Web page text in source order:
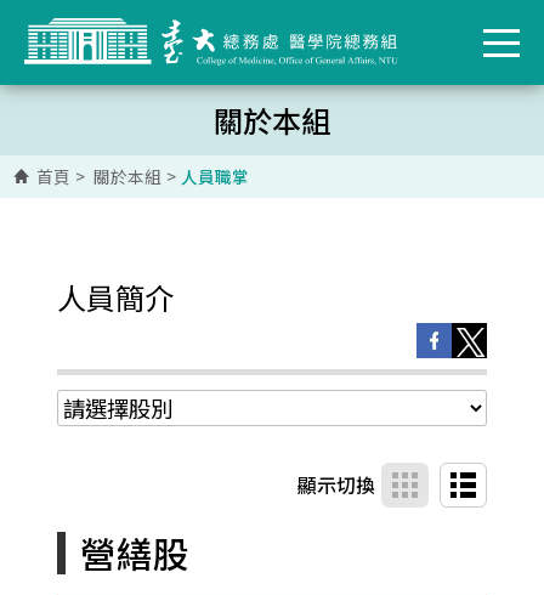
關於本組
首頁 > 關於本組 > 人員職掌
人員簡介
顯示切換
營繕股